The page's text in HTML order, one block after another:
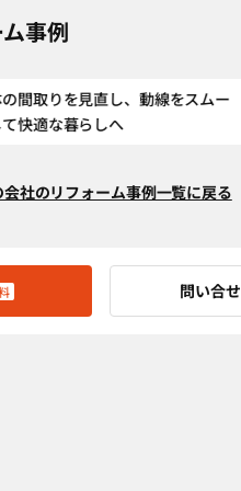
事例
間取りを見直し、動線をスムー
快適な暮らしへ
会社のリフォーム事例一覧に戻る
問い合せ